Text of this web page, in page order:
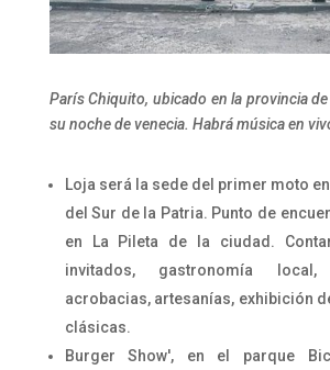
París Chiquito, ubicado en la provincia
su noche de venecia. Habrá música en
Loja será la sede del primer moto
del Sur de la Patria. Punto de
en La Pileta de la ciudad.
invitados, gastronomía
acrobacias, artesanías, exhibición
clásicas.
Burger Show', en el parque